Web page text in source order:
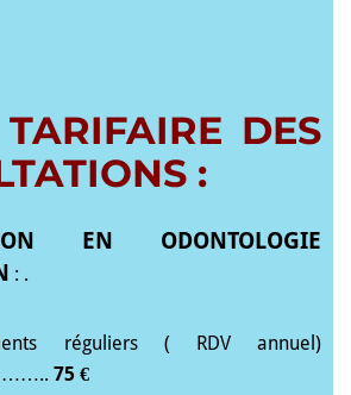
DES
:
EN ODONTOLOGIE
: .
réguliers ( RDV annuel)
75 €